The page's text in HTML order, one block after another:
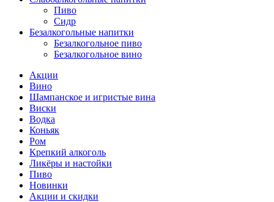
Пиво
Сидр
Безалкогольные напитки
Безалкогольное пиво
Безалкогольное вино
Акции
Вино
Шампанское и игристые вина
Виски
Водка
Коньяк
Ром
Крепкий алкоголь
Ликёры и настойки
Пиво
Новинки
Акции и скидки